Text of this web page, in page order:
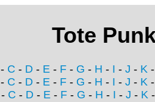
Tote
- C - D - E - F - G - H - I - J - K
- C - D - E - F - G - H - I - J - K
- C - D- E- F- G - H - I - J - K